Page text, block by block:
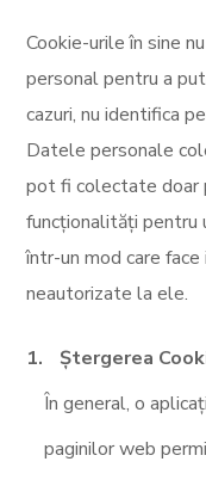
Cookie-urile în sine
personal pentru a
cazuri, nu identifica
Datele personale
pot fi colectate doar
funcționalități
într-un mod care
neautorizate la ele.
Ștergerea
În general, o
paginilor web